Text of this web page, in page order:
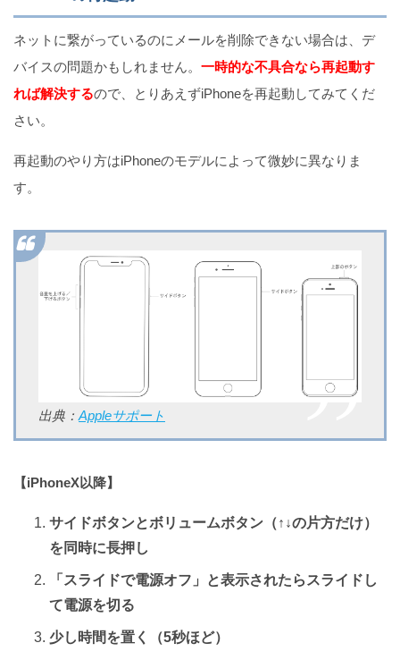
ネットに繋がっているのにメールを削除できない場合は、デ
バイスの問題かもしれません。 一時的な不具合なら再起動す
れば解決するので、とりあえずiPhoneを再起動してみてくだ
さい。
再起動のやり方はiPhoneのモデルによって微妙に異なりま
す。
出典： Appleサポート
【iPhoneX以降】
サイドボタンとボリュームボタン（↑↓の片方だけ）
を同時に長押し
「スライドで電源オフ」と表示されたらスライドし
て電源を切る
少し時間を置く（5秒ほど）